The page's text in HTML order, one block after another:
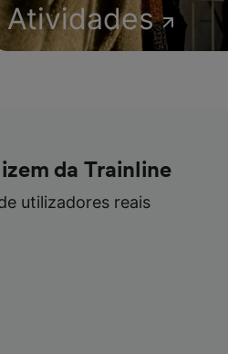
Atividades
da Trainline
utilizadores reais